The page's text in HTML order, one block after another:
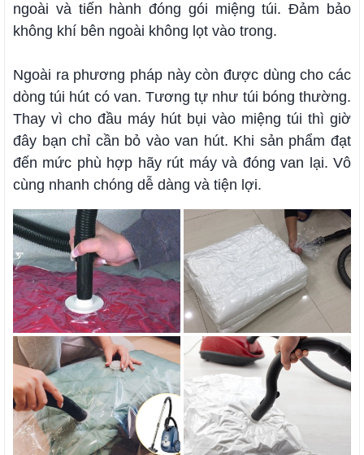
ngoài và tiến hành đóng gói miệng túi. Đảm bảo
không khí bên ngoài không lọt vào trong.
Ngoài ra phương pháp này còn được dùng cho các
dòng túi hút có van. Tương tự như túi bóng thường.
Thay vì cho đầu máy hút bụi vào miệng túi thì giờ
đây bạn chỉ cần bỏ vào van hút. Khi sản phẩm đạt
đến mức phù hợp hãy rút máy và đóng van lại. Vô
cùng nhanh chóng dễ dàng và tiện lợi.